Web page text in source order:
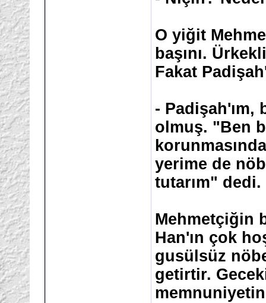
O yiğit
başını.
Fakat
-
olmuş. "Ben
yerime de
tutarım"
Mehmetçiğin
Han'ın çok
gusülsüz
getirtir.